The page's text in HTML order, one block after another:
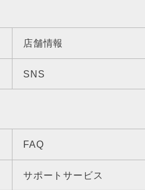
店舗情報
SNS
FAQ
サポートサービス